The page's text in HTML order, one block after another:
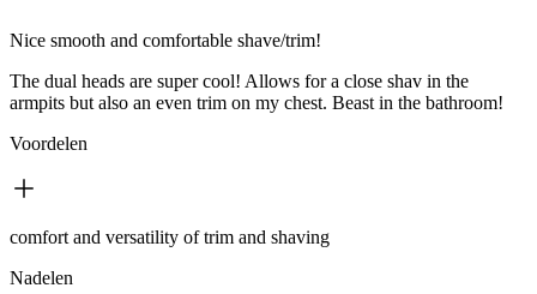
Nice smooth and comfortable shave/trim!
The dual heads are super cool! Allows for a close shav in the
armpits but also an even trim on my chest. Beast in the bathroom!
Voordelen
comfort and versatility of trim and shaving
Nadelen